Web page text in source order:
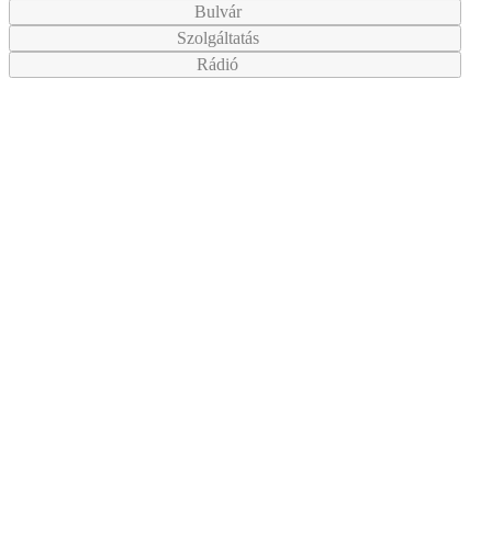
Bulvár
Szolgáltatás
Rádió